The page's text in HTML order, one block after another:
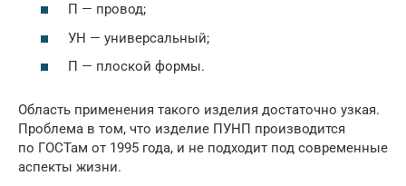
П — провод;
УН — универсальный;
П — плоской формы.
Область применения такого изделия достаточно узкая.
Проблема в том, что изделие ПУНП производится
по ГОСТам от 1995 года, и не подходит под современные
аспекты жизни.